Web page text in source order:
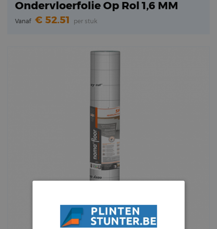
Ondervloerfolie Op Rol 1,6 MM
Vanaf 52.51 per stuk